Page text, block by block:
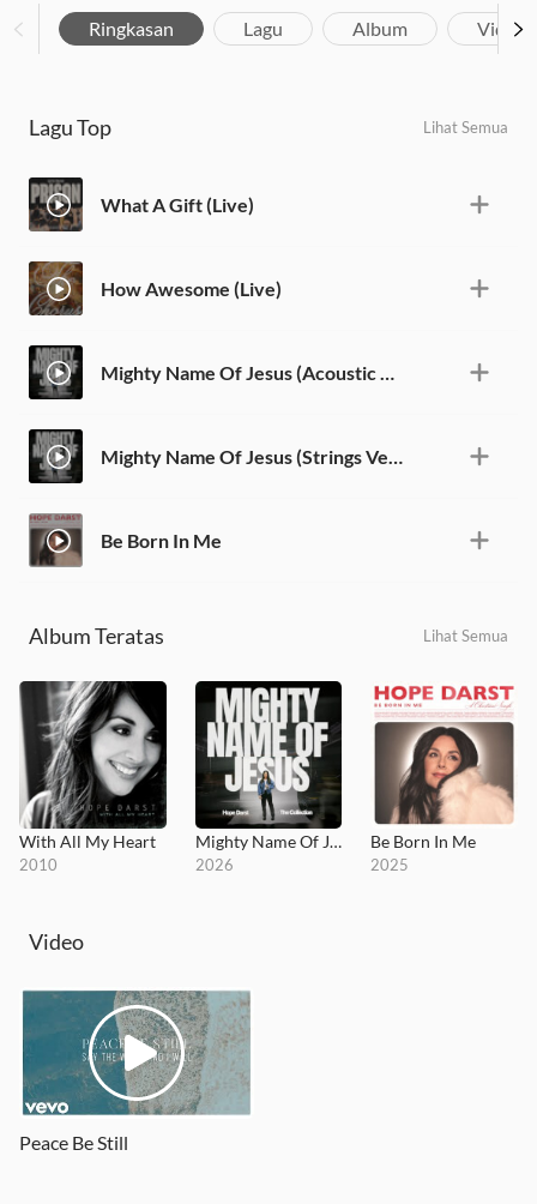
Ringkasan Lagu Album Video
Lagu Top Lihat Semua
What A Gift (Live)
How Awesome (Live)
Be Born In Me
Album Teratas Lihat Semua
With All My Heart
2010
Mighty Name Of Jesus - The Collection
2026
Be Born In Me
2025
In The Mighty Name
2025 2022
Video
Peace Be Still